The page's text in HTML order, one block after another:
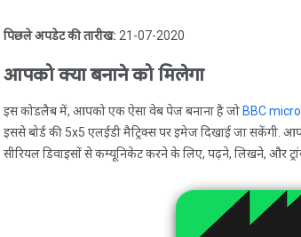
पिछले अपडेट की तारीख: 21-07-2020
आपको क्या बनाने को मिलेगा
इस कोडलैब में, आपको एक ऐसा वेब पेज बनाना है जो BBC
इससे बोर्ड की 5x5 एलईडी मैट्रिक्स पर इमेज दिखाई जा सकेंगी.
सीरियल डिवाइसों से कम्यूनिकेट करने के लिए, पढ़ने, लिखने, और